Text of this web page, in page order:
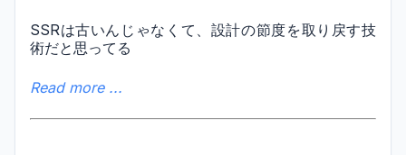
SSRは古いんじゃなくて、設計の節度を取り戻す技
術だと思ってる
Read more ...